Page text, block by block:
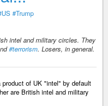
#Trump
intel and military circles. They
#terrorism. Losers, in general.
of UK "intel" by default
are British intel and military